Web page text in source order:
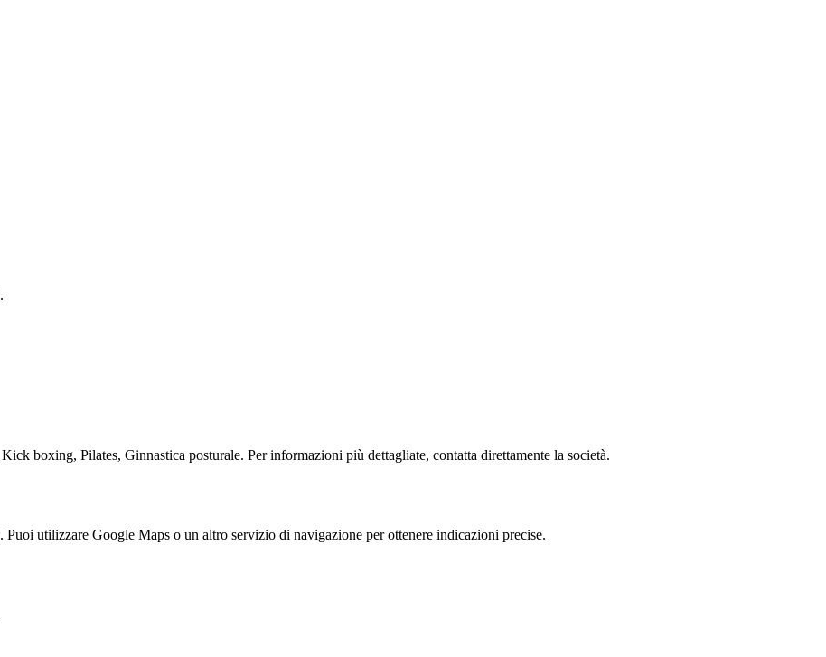
boxing, Pilates, Ginnastica posturale. Per informazioni più dettagliate, contatta direttamente la società.
utilizzare Google Maps o un altro servizio di navigazione per ottenere indicazioni precise.